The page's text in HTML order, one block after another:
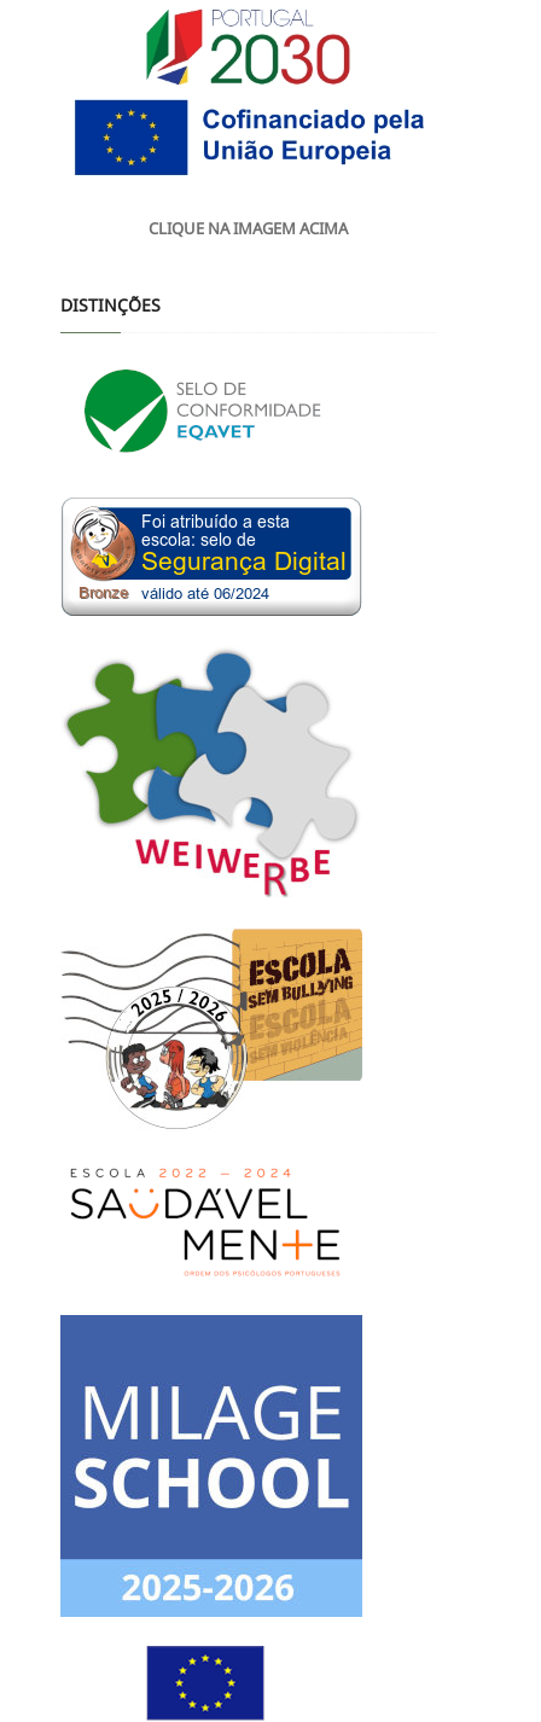
CLIQUE NA IMAGEM ACIMA
DISTINÇÕES